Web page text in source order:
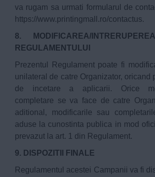
va rugam sa urmati formularul de
https://www.printingmall.ro/contactus.
8. MODIFICAREA/
REGULAMENTULUI
Prezentul Regulament poate fi
unilateral de catre Organizator, oricand
de incetare a aplicarii. Orice
completare se va face de catre
aditional, modificarile sau
aduse la cunostinta publica in mod
prevazut la art. 1 din Regulament.
9. DISPOZITII FINALE
Regulamentul acestei Campanii va fi